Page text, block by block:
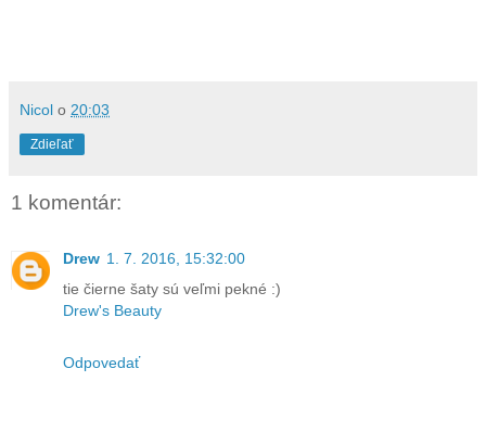
Nicol o 20:03
Zdieľať
1 komentár:
Drew 1. 7. 2016, 15:32:00
tie čierne šaty sú veľmi pekné :)
Drew's Beauty
Odpovedať